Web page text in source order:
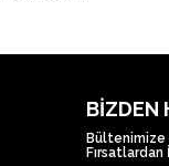
BIZDEN
Bültenimize
Fırsatlardan